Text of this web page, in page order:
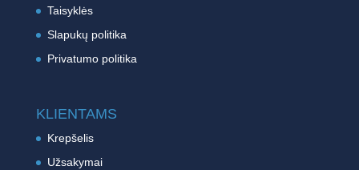
Taisyklės
Slapukų politika
Privatumo politika
KLIENTAMS
Krepšelis
Užsakymai